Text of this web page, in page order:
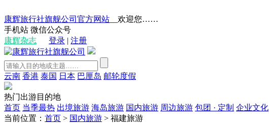
康辉旅行社旗舰公司官方网站 __欢迎您……
手机站 微信公众号
康辉杂志
登录 | 注册
云南 香港 泰国 日本 巴厘岛 邮轮度假
热门出游目的地
首页 当季最热 出境旅游 海岛旅游 国内旅游 周边旅游 包团 · 定制 企业文化
当前位置： 首页 > 国内旅游 > 福建旅游